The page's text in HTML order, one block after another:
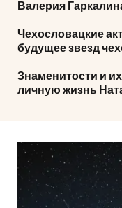
Валерия
Чехословацкие
будущее звезд
Знаменитости и
личную жизнь